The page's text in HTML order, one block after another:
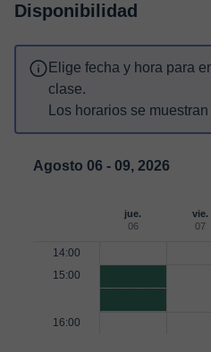
Disponibilidad
Elige fecha y hora para
clase.
Los horarios se
Agosto 06 - 09, 2026
jue.
06
vie.
07
14:00
15:00
16:00